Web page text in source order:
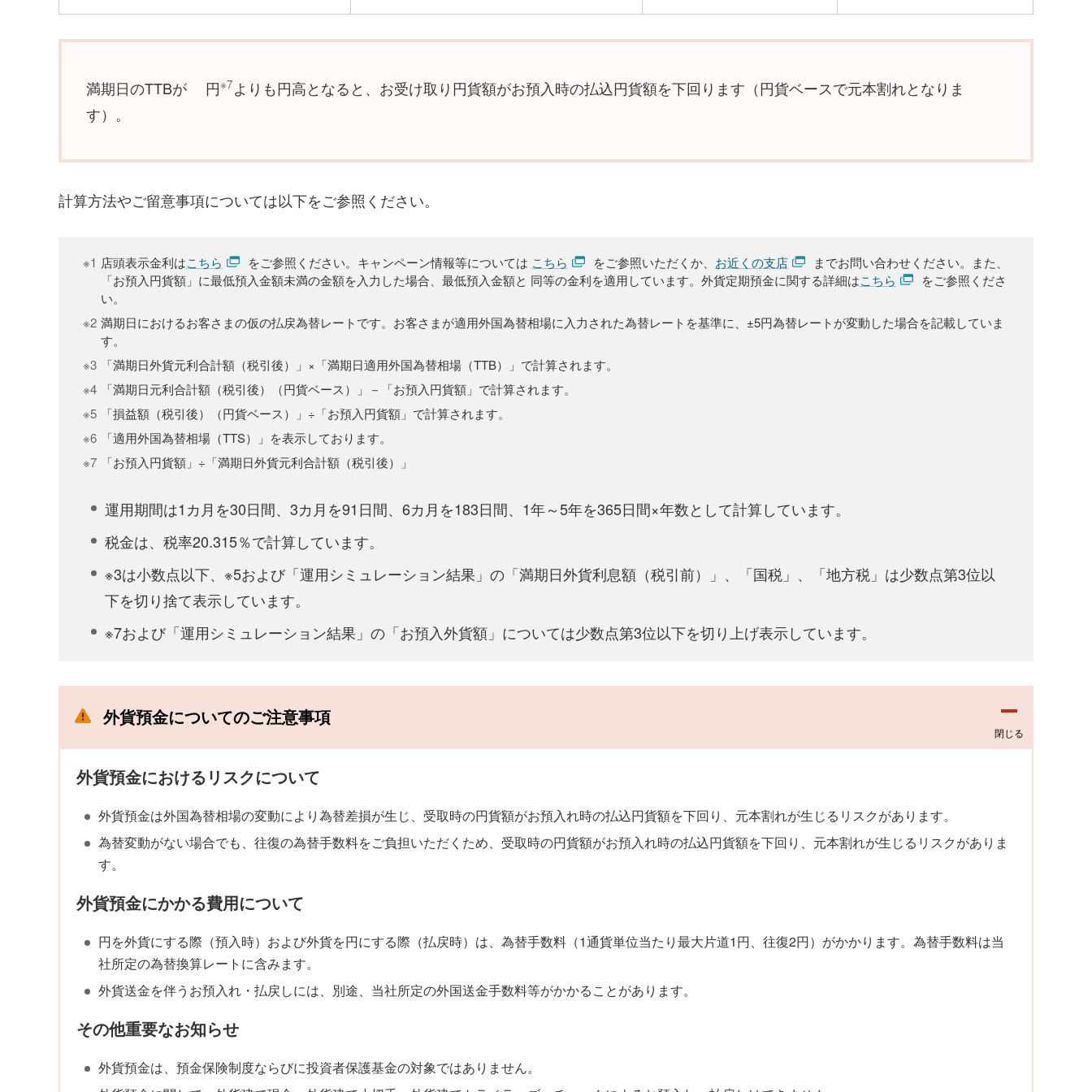
満期日のTTBが 円※7よりも円高となると、お受け取り円貨額がお預入時の払込円貨額を下回ります（円貨ベースで元本割れとなりま
す）。
計算方法やご留意事項については以下をご参照ください。
※1 店頭表示金利はこちら をご参照ください。キャンペーン情報等については こちら をご参照いただくか、 お近くの支店
までお問い合わせください。また、
「お預入円貨額」に最低預入金額未満の金額を入力した場合、最低預入金額と 同等の金利を適用しています。外貨定期預金に関する詳細はこちら
をご参照くださ
い。
※2 満期日におけるお客さまの仮の払戻為替レートです。お客さまが適用外国為替相場に入力された為替レートを基準に、±5円為替レートが変動した場合を記載していま
す。
※3
「満期日外貨元利合計額（税引後）」×「満期日適用外国為替相場（TTB）」で計算されます。
※4
「満期日元利合計額（税引後）（円貨ベース）」－「お預入円貨額」で計算されます。
※5
「損益額（税引後）（円貨ベース）」÷「お預入円貨額」で計算されます。
※6
「適用外国為替相場（TTS）」を表示しております。
※7
「お預入円貨額」÷「満期日外貨元利合計額（税引後）」
運用期間は1カ月を30日間、3カ月を91日間、6カ月を183日間、1年～5年を365日間×年数として計算しています。
税金は、税率20.315％で計算しています。
※3は小数点以下、※5および「運用シミュレーション結果」の「満期日外貨利息額（税引前）」、「国税」、「地方税」は少数点第3位以
下を切り捨て表示しています。
※7および「運用シミュレーション結果」の「お預入外貨額」については少数点第3位以下を切り上げ表示しています。
外貨預金についてのご注意事項
閉じる
外貨預金におけるリスクについて
外貨預金は外国為替相場の変動により為替差損が生じ、受取時の円貨額がお預入れ時の払込円貨額を下回り、元本割れが生じるリスクがあります。
為替変動がない場合でも、往復の為替手数料をご負担いただくため、受取時の円貨額がお預入れ時の払込円貨額を下回り、元本割れが生じるリスクがありま
す。
外貨預金にかかる費用について
円を外貨にする際（預入時）および外貨を円にする際（払戻時）は、為替手数料（1通貨単位当たり最大片道1円、往復2円）がかかります。為替手数料は当
社所定の為替換算レートに含みます。
外貨送金を伴うお預入れ・払戻しには、別途、当社所定の外国送金手数料等がかかることがあります。
その他重要なお知らせ
外貨預金は、預金保険制度ならびに投資者保護基金の対象ではありません。